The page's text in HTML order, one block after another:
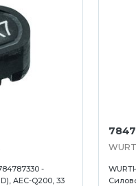
-
AEC-Q200, 33